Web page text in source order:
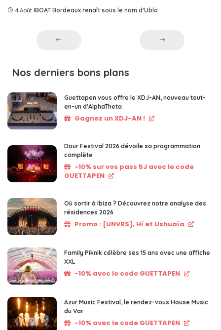
4 Août IBOAT Bordeaux renaît sous le nom d'Ublo
Nos derniers bons plans
Guettapen vous offre le XDJ-AN, nouveau tout-
en-un d’AlphaTheta
Gagnez un XDJ-AN !
Dour Festival 2026 dévoile sa programmation
complète
-10% sur vos pass 5J avec le code
GUETTAPEN
Où sortir à Ibiza ? Découvrez notre analyse des
résidences 2026
Promo : [UNVRS], Hï et Ushuaïa
Family Piknik célèbre ses 15 ans avec une affiche
XXL
-10% avec le code GUETTAPEN
Azur Music Festival, le rendez-vous House Music
du Var
-10% avec le code GUETTAPEN